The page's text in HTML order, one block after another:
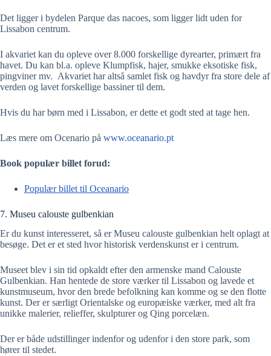
Det ligger i bydelen Parque das nacoes, som ligger lidt uden for
Lissabon centrum.
I akvariet kan du opleve over 8.000 forskellige dyrearter, primært fra
havet. Du kan bl.a. opleve Klumpfisk, hajer, smukke eksotiske fisk,
pingviner mv. Akvariet har altså samlet fisk og havdyr fra store dele af
verden og lavet forskellige bassiner til dem.
Hvis du har børn med i Lissabon, er dette et godt sted at tage hen.
Læs mere om Ocenario på www.oceanario.pt
Book populær billet forud:
Populær billet til Oceanario
7. Museu calouste gulbenkian
Er du kunst interesseret, så er Museu calouste gulbenkian helt oplagt at
besøge. Det er et sted hvor historisk verdenskunst er i centrum.
Museet blev i sin tid opkaldt efter den armenske mand Calouste
Gulbenkian. Han hentede de store værker til Lissabon og lavede et
kunstmuseum, hvor den brede befolkning kan komme og se den flotte
kunst. Der er særligt Orientalske og europæiske værker, med alt fra
unikke malerier, relieffer, skulpturer og Qing porcelæn.
Der er både udstillinger indenfor og udenfor i den store park, som
hører til stedet.